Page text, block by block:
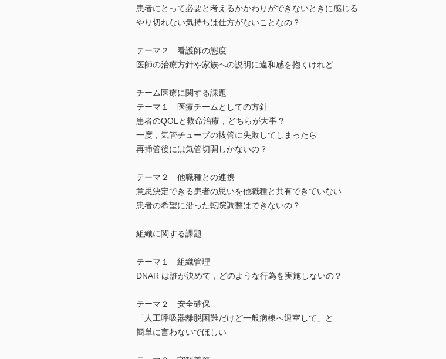
患者にとって必要と考えるかかわりができないときに感じる
やり切れない気持ちは仕方がないことなの？
テーマ２ 看護師の態度
医師の治療方針や家族への説明に違和感を抱くけれど
チーム医療に関する課題
テーマ１ 医療チームとしての方針
患者のQOLと救命治療，どちらが大事？
一度，気管チューブの抜管に失敗してしまったら
再挿管後には気管切開しかないの？
テーマ２ 他職種との連携
意思決定できる患者の思いを他職種と共有できていない
患者の希望に沿った転院調整はできないの？
組織に関する課題
テーマ１ 組織管理
DNAR は誰が決めて，どのような行為を実施しないの？
テーマ２ 安全確保
「人工呼吸器離脱困難だけど一般病棟へ退室して」と
簡単に言わないでほしい